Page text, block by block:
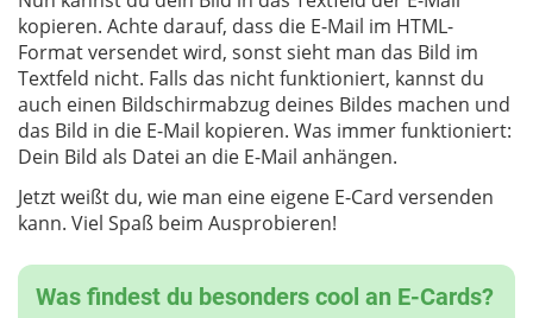
kopieren. Achte darauf, dass die E-Mail im HTML-
Format versendet wird, sonst sieht man das Bild im
Textfeld nicht. Falls das nicht funktioniert, kannst du
auch einen Bildschirmabzug deines Bildes machen und
das Bild in die E-Mail kopieren. Was immer funktioniert:
Dein Bild als Datei an die E-Mail anhängen.
Jetzt weißt du, wie man eine eigene E-Card versenden
kann. Viel Spaß beim Ausprobieren!
Was findest du besonders cool an E-Cards?